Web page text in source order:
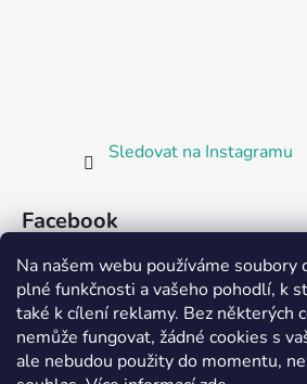
Na našem webu používáme soubory
plné funkčnosti a vašeho pohodlí, k
také k cílení reklamy. Bez některých
nemůže fungovat, žádné cookies s
ale nebudou použity do momentu,
Sledovat na Instagramu
Facebook
Partnerská prodejna